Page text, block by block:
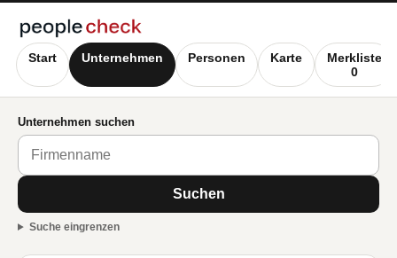
Start Unternehmen Personen Karte
Merkliste
0
Unternehmen suchen
Suchen
Suche eingrenzen